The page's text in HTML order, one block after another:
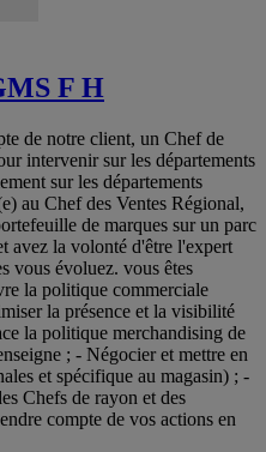
F H
de notre client, un Chef de
intervenir sur les départements
sur les départements
Chef des Ventes Régional,
de marques sur un parc
avez la volonté d'être l'expert
vous évoluez. vous êtes
la politique commerciale
la présence et la visibilité
la politique merchandising de
; - Négocier et mettre en
et spécifique au magasin) ; -
Chefs de rayon et des
compte de vos actions en